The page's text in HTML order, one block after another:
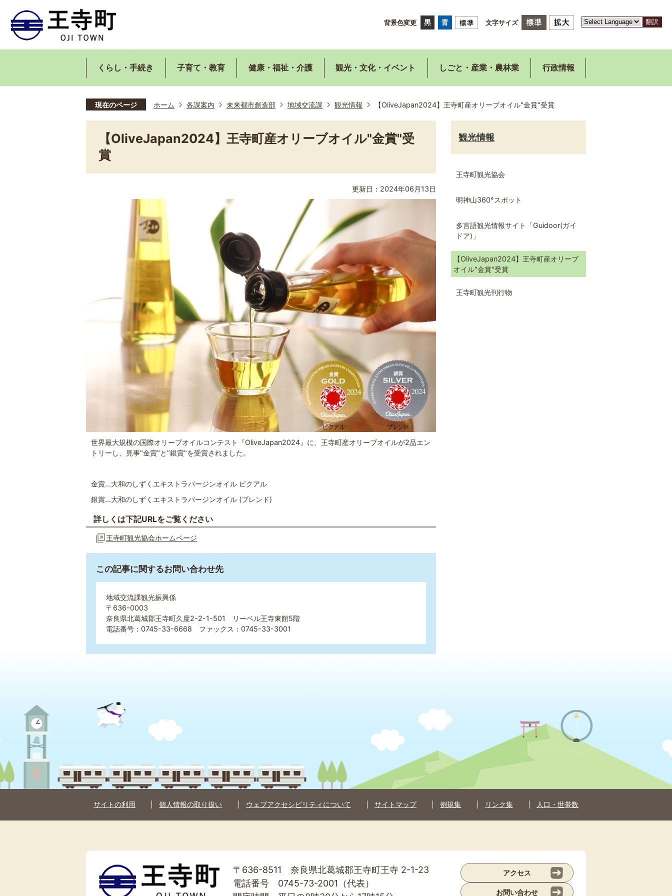
背景色変更 文字サイズ 翻訳
くらし・手続き 子育て・教育 健康・福祉・介護 観光・文化・イベント しごと・産業・農林業 行政情報
現在のページ ホーム 各課案内 未来都市創造部 地域交流課 観光情報 【OliveJapan2024】王寺町産オリーブオイル"金賞"受賞
【OliveJapan2024】王寺町産オリーブオイル"金賞"受
賞
更新日：2024年06月13日
世界最大規模の国際オリーブオイルコンテスト『OliveJapan2024』に、王寺町産オリーブオイルが2品エン
トリーし、見事"金賞"と"銀賞"を受賞されました。
金賞…大和のしずくエキストラバージンオイル ピクアル
銀賞…大和のしずくエキストラバージンオイル (ブレンド)
詳しくは下記URLをご覧ください
王寺町観光協会ホームページ
この記事に関するお問い合わせ先
地域交流課観光振興係
〒636-0003
奈良県北葛城郡王寺町久度2-2-1-501 リーベル王寺東館5階
電話番号：0745-33-6668 ファックス：0745-33-3001
観光情報
王寺町観光協会
明神山360°スポット
多言語観光情報サイト「Guidoor(ガイ
ドア)」
【OliveJapan2024】王寺町産オリーブ
オイル"金賞"受賞
王寺町観光刊行物
サイトの利用 個人情報の取り扱い ウェブアクセシビリティについて サイトマップ 例規集 リンク集 人口・世帯数
王
寺
町
〒636-8511 奈良県北葛城郡王寺町王寺 2-1-23
電話番号 0745-73-2001（代表）
アクセス
お問い合わせ